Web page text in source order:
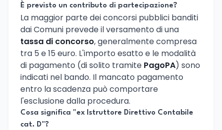
È previsto un contributo di partecipazione?
La maggior parte dei concorsi pubblici banditi
dai Comuni prevede il versamento di una
tassa di concorso, generalmente compresa
tra 5 e 15 euro. L'importo esatto e le modalità
di pagamento (di solito tramite PagoPA) sono
indicati nel bando. Il mancato pagamento
entro la scadenza può comportare
l'esclusione dalla procedura.
Cosa significa "ex Istruttore Direttivo Contabile
cat. D"?